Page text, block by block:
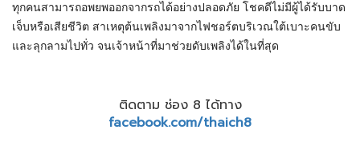
ทุกคนสามารถอพยพออกจากรถได้อย่างปลอดภัย โชคดีไม่มีผู้ได้รับบาด
เจ็บหรือเสียชีวิต สาเหตุต้นเพลิงมาจากไฟชอร์ตบริเวณใต้เบาะคนขับ
และลุกลามไปทั่ว จนเจ้าหน้าที่มาช่วยดับเพลิงได้ในที่สุด
ติดตาม ช่อง 8 ได้ทาง
facebook.com/thaich8